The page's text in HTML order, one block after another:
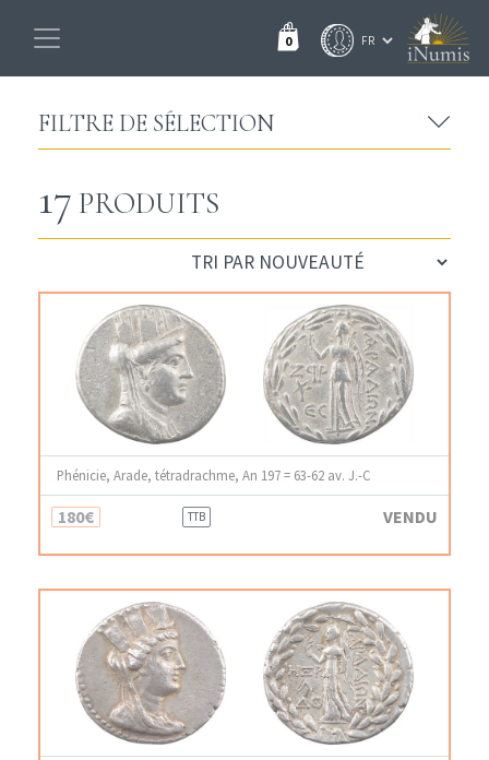
0
FILTRE DE SÉLECTION
17 PRODUITS
Phénicie, Arade, tétradrachme, An 197 = 63-62 av. J.-C
180€ TTB VENDU